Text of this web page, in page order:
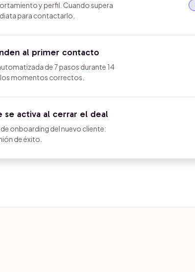
y perfil. Cuando supera
para contactarlo.
al primer contacto
de 7 pasos durante 14
los momentos correctos.
se activa al cerrar el deal
onboarding del nuevo cliente:
de éxito.